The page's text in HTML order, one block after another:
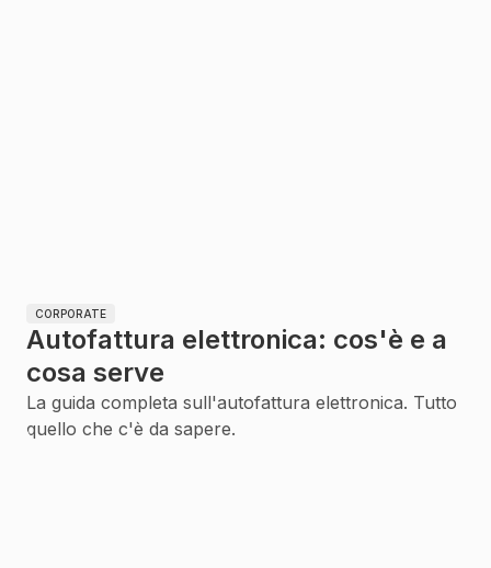
CORPORATE
Autofattura elettronica: cos'è e a
cosa serve
La guida completa sull'autofattura elettronica. Tutto
quello che c'è da sapere.